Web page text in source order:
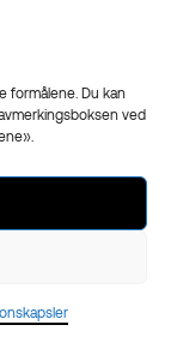
formålene. Du kan
ved